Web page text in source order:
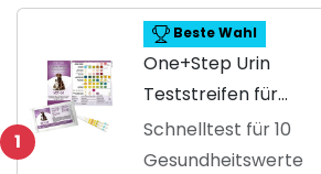
1
Beste Wahl
One+Step Urin
Teststreifen für
Haustiere
Schnelltest für 10
Gesundheitswerte